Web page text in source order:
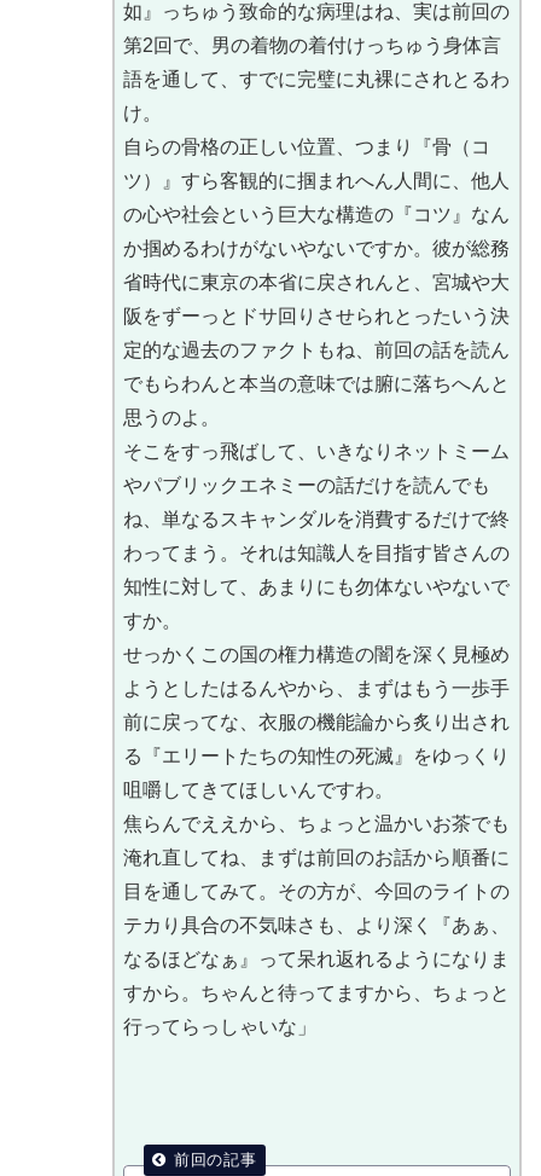
如』っちゅう致命的な病理はね、実は前回の
第2回で、男の着物の着付けっちゅう身体言
語を通して、すでに完璧に丸裸にされとるわ
け。
自らの骨格の正しい位置、つまり『骨（コ
ツ）』すら客観的に掴まれへん人間に、他人
の心や社会という巨大な構造の『コツ』なん
か掴めるわけがないやないですか。彼が総務
省時代に東京の本省に戻されんと、宮城や大
阪をずーっとドサ回りさせられとったいう決
定的な過去のファクトもね、前回の話を読ん
でもらわんと本当の意味では腑に落ちへんと
思うのよ。
そこをすっ飛ばして、いきなりネットミーム
やパブリックエネミーの話だけを読んでも
ね、単なるスキャンダルを消費するだけで終
わってまう。それは知識人を目指す皆さんの
知性に対して、あまりにも勿体ないやないで
すか。
せっかくこの国の権力構造の闇を深く見極め
ようとしたはるんやから、まずはもう一歩手
前に戻ってな、衣服の機能論から炙り出され
る『エリートたちの知性の死滅』をゆっくり
咀嚼してきてほしいんですわ。
焦らんでええから、ちょっと温かいお茶でも
淹れ直してね、まずは前回のお話から順番に
目を通してみて。その方が、今回のライトの
テカり具合の不気味さも、より深く『あぁ、
なるほどなぁ』って呆れ返れるようになりま
すから。ちゃんと待ってますから、ちょっと
行ってらっしゃいな」